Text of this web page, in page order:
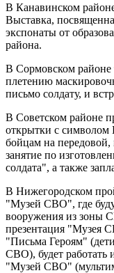
В Канавинском
Выставка,
экспонаты от
района.
В Сормовском районе
плетению
письмо солдату, и
В Советском районе
открытки с
бойцам на передовой,
занятие по
солдата", а также
В Нижегородском
"Музей СВО", где
вооружения из зоны
презентация "Музея
"Письма Героям"
СВО), будет работать
"Музей СВО"